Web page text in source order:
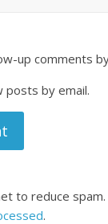
up comments
posts by email.
to reduce spam.
.